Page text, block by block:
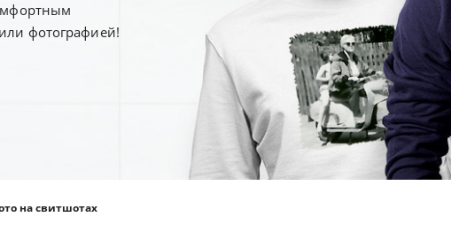
фотографией!
на свитшотах